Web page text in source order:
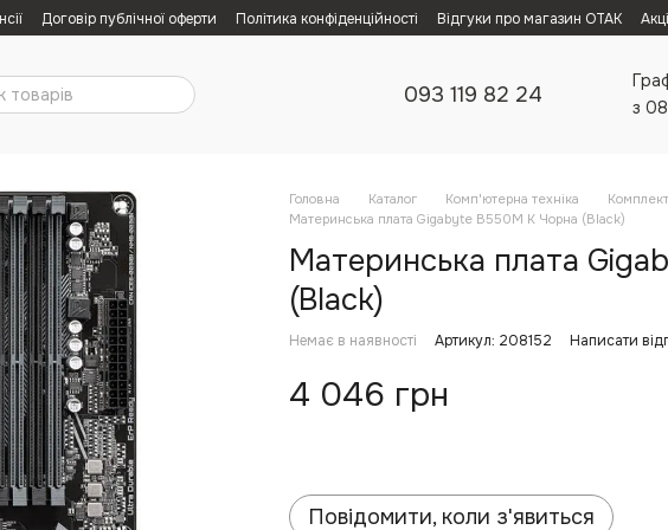
Договір публічної оферти Політика конфіденційності Відгуки про магазин ОТАК
093 119 82 24
з
Головна Каталог Комп'ютерна техніка
Материнська плата Gigabyte B550M K Чорна (Black)
Материнська плата
(Black)
Немає в наявності Артикул: 208152 Написати
4 046 грн
Повідомити, коли з'явиться